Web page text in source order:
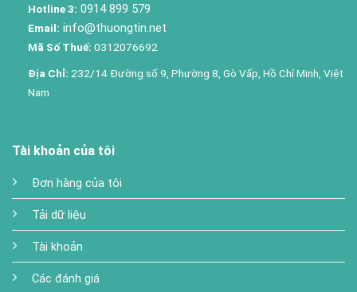
Hotline 3: 0914 899 579
Email: info@thuongtin.net
Mã Số Thuế: 0312076692
Địa Chỉ: 232/14 Đường số 9, Phường 8, Gò Vấp, Hồ Chí Minh, Việt
Nam
Tài khoản của tôi
Đơn hàng của tôi
Tải dữ liệu
Tài khoản
Các đánh giá